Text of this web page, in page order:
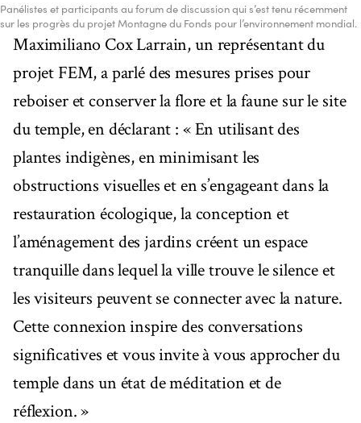
Panélistes et participants au forum de discussion qui s’est tenu récemment
sur les progrès du projet Montagne du Fonds pour l’environnement mondial.
Maximiliano Cox Larrain, un représentant du
projet FEM, a parlé des mesures prises pour
reboiser et conserver la flore et la faune sur le site
du temple, en déclarant : « En utilisant des
plantes indigènes, en minimisant les
obstructions visuelles et en s’engageant dans la
restauration écologique, la conception et
l’aménagement des jardins créent un espace
tranquille dans lequel la ville trouve le silence et
les visiteurs peuvent se connecter avec la nature.
Cette connexion inspire des conversations
significatives et vous invite à vous approcher du
temple dans un état de méditation et de
réflexion. »